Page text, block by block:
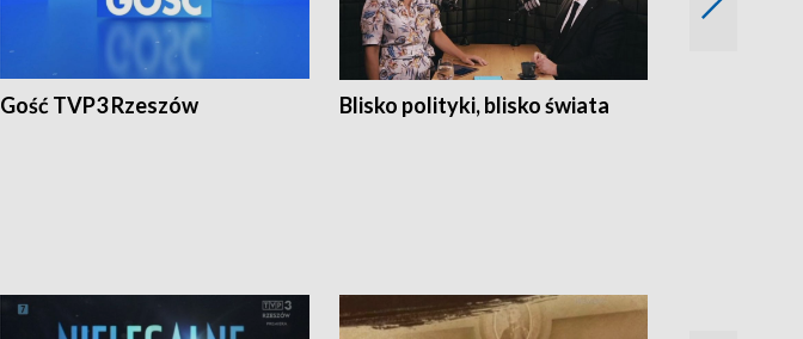
Gość TVP3 Rzeszów Blisko polityki, blisko świata